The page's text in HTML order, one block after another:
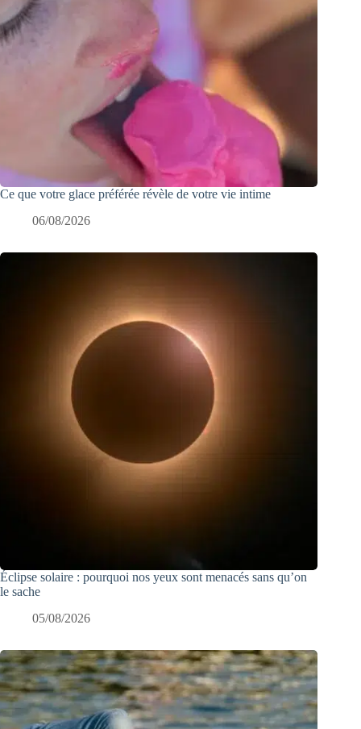
Ce que votre glace préférée révèle de votre vie intime
06/08/2026
Éclipse solaire : pourquoi nos yeux sont menacés sans qu’on
le sache
05/08/2026